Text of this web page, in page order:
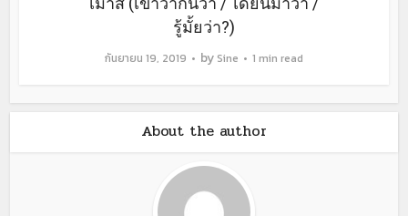
รู้มั้ยว่า?)
กันยายน 19, 2019 by Sine 1 min read
About the author